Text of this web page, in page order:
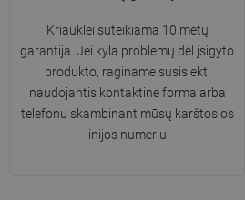
Kriauklei suteikiama 10 metų
garantija. Jei kyla problemų dėl įsigyto
produkto, raginame susisiekti
naudojantis kontaktine forma arba
telefonu skambinant mūsų karštosios
linijos numeriu.